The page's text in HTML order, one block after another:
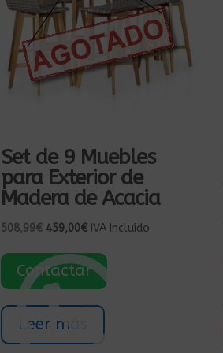
Set de 9 Muebles
para Exterior de
Madera de Acacia
508,99€ El
original
era:
459,00€El
actual
IVA Incluído
Contactar
Leer más